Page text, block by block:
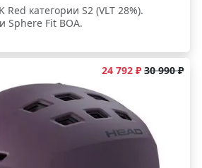
категории S2 (VLT 28%).
Sphere Fit BOA.
24 792 ₽ 30 990 ₽